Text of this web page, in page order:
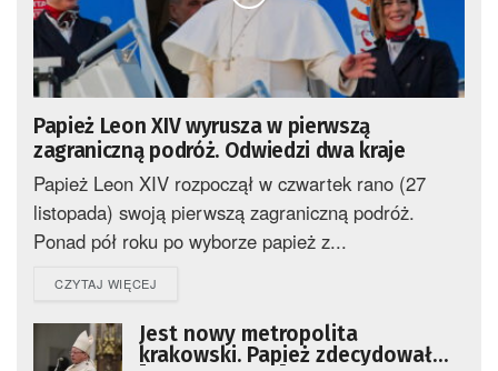
Papież Leon XIV wyrusza w pierwszą
zagraniczną podróż. Odwiedzi dwa kraje
Papież Leon XIV rozpoczął w czwartek rano (27
listopada) swoją pierwszą zagraniczną podróż.
Ponad pół roku po wyborze papież z...
CZYTAJ WIĘCEJ
Jest nowy metropolita
krakowski. Papież zdecydował